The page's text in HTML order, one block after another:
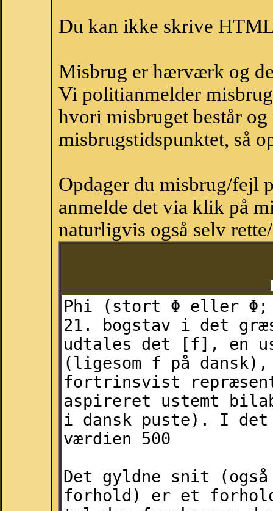
Du kan ikke skrive
Misbrug er hærværk og
Vi politianmelder
hvori misbruget består
misbrugstidspunktet, så
Opdager du misbrug/fejl
anmelde det via klik på
naturligvis også selv